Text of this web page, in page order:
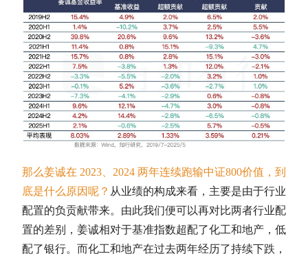
那么姜诚在 2023、2024 两年连续跑输中证800价值，到
底是什么原因呢？ 从业绩的构成来看，主要是由于行业
配置的负贡献带来。由此我们便可以再对比两者行业配
置的差别，姜诚相对于基准指数超配了化工和地产，低
配了银行。而化工和地产在过去两年经历了持续下跌，